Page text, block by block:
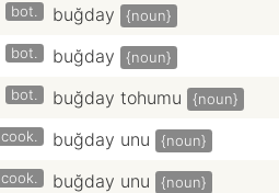
bot. buğday {noun}
bot. buğday {noun}
bot. buğday tohumu {noun}
cook. buğday unu {noun}
cook. buğday unu {noun}